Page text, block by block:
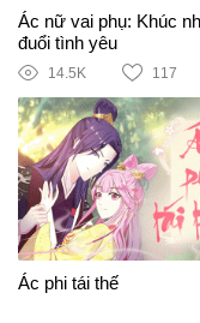
Ác nữ vai phụ: Khúc
đuổi tình yêu
14.5K 117
Ác phi tái thế